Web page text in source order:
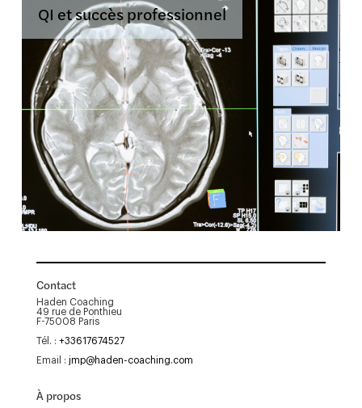
QI et succès professionnel
Contact
Haden Coaching
49 rue de Ponthieu
F-75008 Paris
Tél. : +33617674527
Email : jmp@haden-coaching.com
À propos